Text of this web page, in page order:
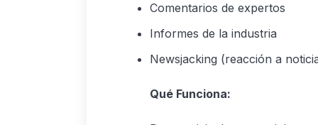
Comentarios de expertos
Informes de la industria
Newsjacking (reacción a
Qué Funciona: